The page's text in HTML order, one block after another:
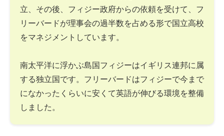
立、その後、フィジー政府からの依頼を受けて、フ
リーバードが理事会の過半数を占める形で国立高校
をマネジメントしています。
南太平洋に浮かぶ島国フィジーはイギリス連邦に属
する独立国です。フリーバードはフィジーで今まで
になかったくらいに安くて英語が伸びる環境を整備
しました。